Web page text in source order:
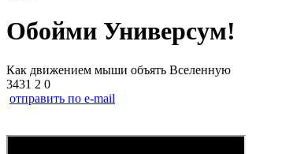
Обойми Универсум!
Как движением мыши объять Вселенную
3431 2 0
отправить по e-mail